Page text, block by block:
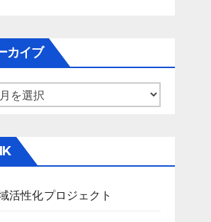
カイブ
活性化プロジェクト